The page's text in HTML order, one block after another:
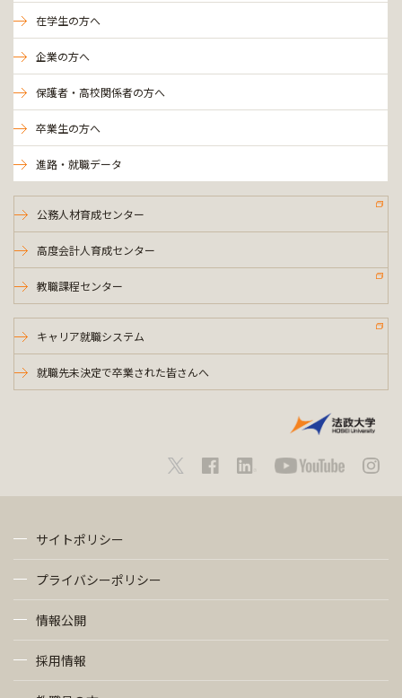
在学生の方へ
企業の方へ
保護者・高校関係者の方へ
卒業生の方へ
進路・就職データ
公務人材育成センター
高度会計人育成センター
教職課程センター
キャリア就職システム
就職先未決定で卒業された皆さんへ
サイトポリシー
プライバシーポリシー
情報公開
採用情報